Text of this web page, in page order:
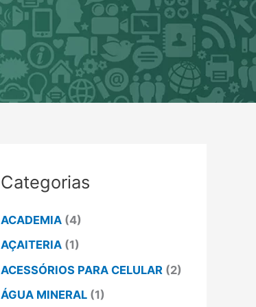
Categorias
ACADEMIA (4)
AÇAITERIA (1)
ACESSÓRIOS PARA CELULAR (2)
ÁGUA MINERAL (1)